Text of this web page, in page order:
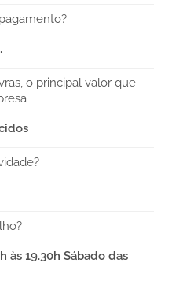
o principal valor que
às 19.30h Sábado das